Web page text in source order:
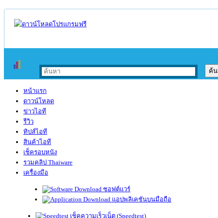
หน้าแรก
ดาวน์โหลด
ข่าวไอที
รีวิว
ทิปส์ไอที
สินค้าไอที
เช็ครอบหนัง
รวมคลิป Thaiware
เครื่องมือ
ซอฟต์แวร์
แอปพลิเคชันบนมือถือ
เช็คความเร็วเน็ต (Speedtest)